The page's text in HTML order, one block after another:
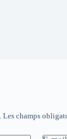
Les champs